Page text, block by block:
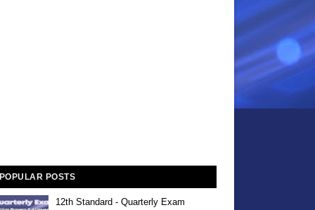
POPULAR POSTS
12th Standard - Quarterly Exam